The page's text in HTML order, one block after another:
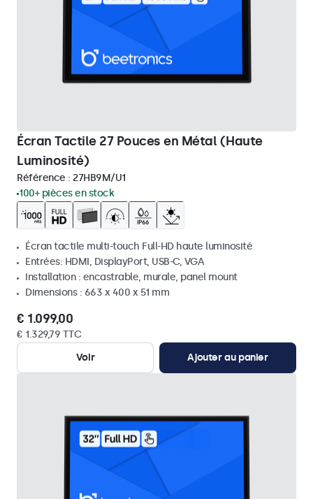
Écran Tactile 27 Pouces en Métal (Haute
Luminosité)
Référence : 27HB9M/U1
100+ pièces en stock
Écran tactile multi-touch Full-HD haute luminosité
Entrées: HDMI, DisplayPort, USB-C, VGA
Installation : encastrable, murale, panel mount
Dimensions : 663 x 400 x 51 mm
€ 1.099,00
€ 1.329,79 TTC
Voir
Ajouter au panier